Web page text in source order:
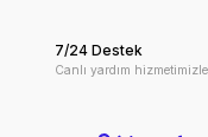
7/24 Destek
Canlı yardım